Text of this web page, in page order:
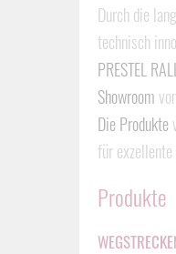
Durch die
technisch
PRESTEL
Showroom
Die Produkte
für
Produkte